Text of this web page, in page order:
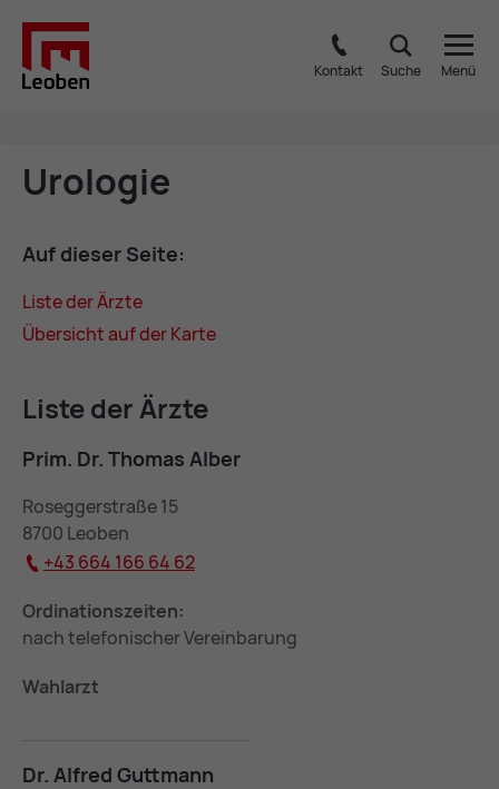
Kontakt Suche Menü
Uro­lo­gie
Auf die­ser Sei­te:
Lis­te der Ärzte
Über­sicht auf der Kar­te
Lis­te der Ärzte
Prim. Dr. Tho­mas Al­ber
Roseggerstraße 15
8700 Leoben
+43 664 166 64 62
Ordinationszeiten:
nach telefonischer Vereinbarung
Wahlarzt
Dr. Al­fred Gutt­mann